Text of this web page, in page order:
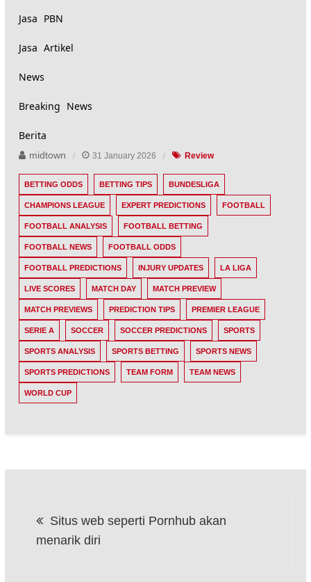
Jasa PBN
Jasa Artikel
News
Breaking News
Berita
midtown 31 January 2026 Review
BETTING ODDS BETTING TIPS BUNDESLIGA
CHAMPIONS LEAGUE EXPERT PREDICTIONS FOOTBALL
FOOTBALL ANALYSIS FOOTBALL BETTING
FOOTBALL NEWS FOOTBALL ODDS
FOOTBALL PREDICTIONS INJURY UPDATES LA LIGA
LIVE SCORES MATCH DAY MATCH PREVIEW
MATCH PREVIEWS PREDICTION TIPS PREMIER LEAGUE
SERIE A SOCCER SOCCER PREDICTIONS SPORTS
SPORTS ANALYSIS SPORTS BETTING SPORTS NEWS
SPORTS PREDICTIONS TEAM FORM TEAM NEWS
WORLD CUP
navigation
Situs web seperti Pornhub akan
menarik diri